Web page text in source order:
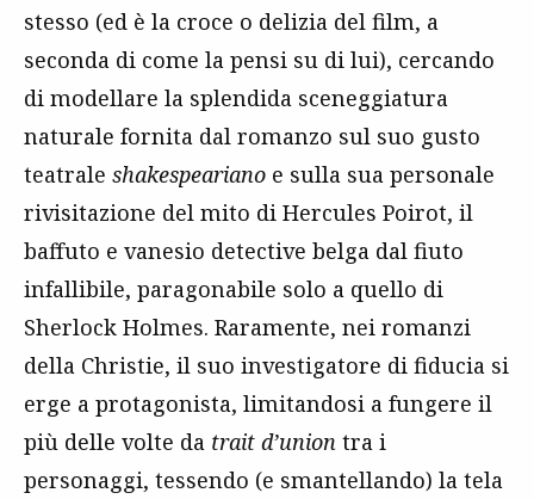
stesso (ed è la croce o delizia del film, a
seconda di come la pensi su di lui), cercando
di modellare la splendida sceneggiatura
naturale fornita dal romanzo sul suo gusto
teatrale shakespeariano e sulla sua personale
rivisitazione del mito di Hercules Poirot, il
baffuto e vanesio detective belga dal fiuto
infallibile, paragonabile solo a quello di
Sherlock Holmes. Raramente, nei romanzi
della Christie, il suo investigatore di fiducia si
erge a protagonista, limitandosi a fungere il
più delle volte da trait d’union tra i
personaggi, tessendo (e smantellando) la tela